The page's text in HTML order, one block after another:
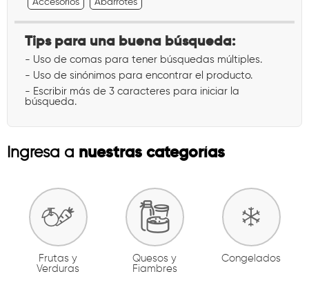
Tips para una buena búsqueda:
- Uso de comas para tener búsquedas múltiples.
- Uso de sinónimos para encontrar el producto.
- Escribir más de 3 caracteres para iniciar la
búsqueda.
Ingresa a nuestras categorías
Frutas y
Verduras
Quesos y
Fiambres
Congelados